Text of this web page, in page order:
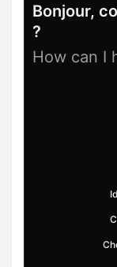
Bonjour,
?
How can I